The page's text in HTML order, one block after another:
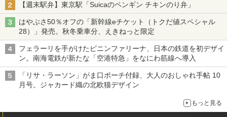
【週末駅弁】東京駅「Suicaのペンギン チキンのり弁」
はやぶさ50％オフの「新幹線eチケット（トクだ値スペシャル
28）」発売。秋冬乗車分、えきねっと限定
フェラーリを手がけたピニンファリーナ、日本の鉄道を初デザイ
ン。南海電鉄が新たな「空港特急」をなにわ筋線へ導入
「リサ・ラーソン」がま口ポーチ付録、大人のおしゃれ手帖 10
月号。ジャカード織の北欧猫デザイン
もっと見る